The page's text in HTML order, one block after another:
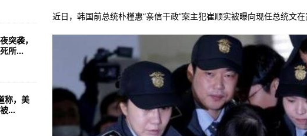
北迁的中国样本？
流域生态保护和高质量发展先行区观察
机为密切接触者”：至6月13日，该司机核酸均为阴性
央行解读数字人民币钱包如何分类、怎样使用
”要注意
近日，韩国前总统朴槿惠“亲信干政”案主犯崔顺实被曝向现任总统文在
突袭，
所...
称，美
...